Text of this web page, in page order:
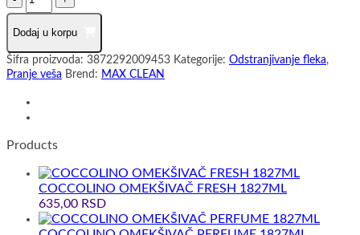
CLEAN
KAMILICA
1000ML
količina
Dodaj u korpu
Šifra proizvoda: 3872292009453 Kategorije: Odstranjivanje fleka,
Pranje veša Brend: MAX CLEAN
Products
COCCOLINO OMEKŠIVAČ FRESH 1827ML
635,00 RSD